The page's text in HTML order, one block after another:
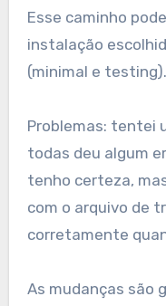
Esse caminho
instalação
(minimal e testing).
Problemas: tentei
todas deu algum
tenho certeza,
com o arquivo de
corretamente
As mudanças são